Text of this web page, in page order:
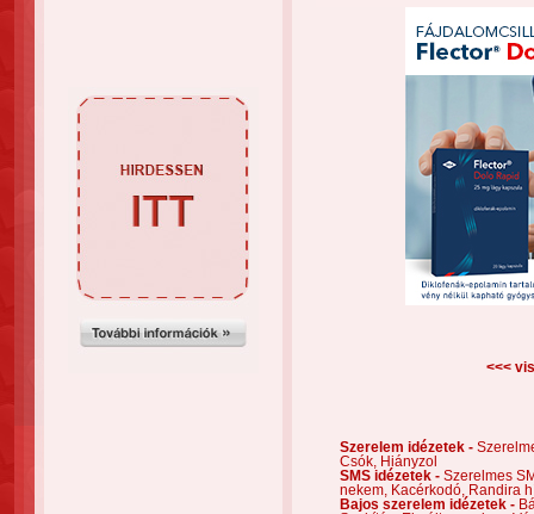
<<<
Szerelem idézetek -
Csók,
Hiányzol
SMS idézetek - Szerelmes
nekem,
Kacérkodó,
Randira
Bajos szerelem idézetek -